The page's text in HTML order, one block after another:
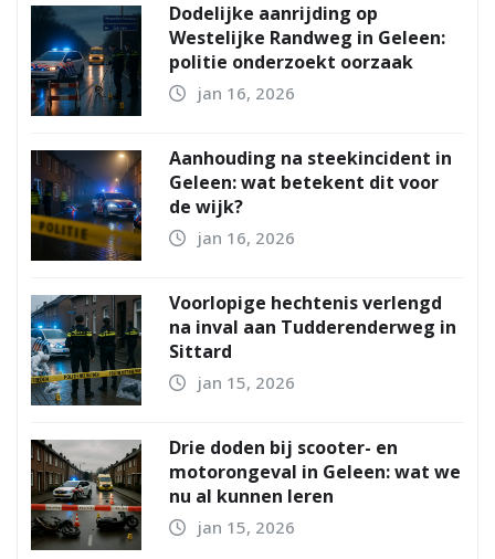
Dodelijke aanrijding op
Westelijke Randweg in Geleen:
politie onderzoekt oorzaak
jan 16, 2026
Aanhouding na steekincident in
Geleen: wat betekent dit voor
de wijk?
jan 16, 2026
Voorlopige hechtenis verlengd
na inval aan Tudderenderweg in
Sittard
jan 15, 2026
Drie doden bij scooter- en
motorongeval in Geleen: wat we
nu al kunnen leren
jan 15, 2026